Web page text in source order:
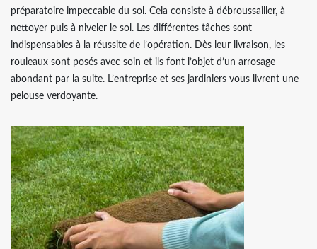
préparatoire impeccable du sol. Cela consiste à débroussailler, à
nettoyer puis à niveler le sol. Les différentes tâches sont
indispensables à la réussite de l’opération. Dès leur livraison, les
rouleaux sont posés avec soin et ils font l’objet d’un arrosage
abondant par la suite. L’entreprise et ses jardiniers vous livrent une
pelouse verdoyante.